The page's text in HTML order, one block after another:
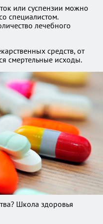
или суспензии можно
специалистом.
лечебного
средств, от
смертельные исходы.
Школа здоровья